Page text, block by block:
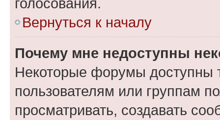
Вернуться к началу
Почему мне недоступны
Некоторые форумы доступны
пользователям или группам
просматривать, создавать